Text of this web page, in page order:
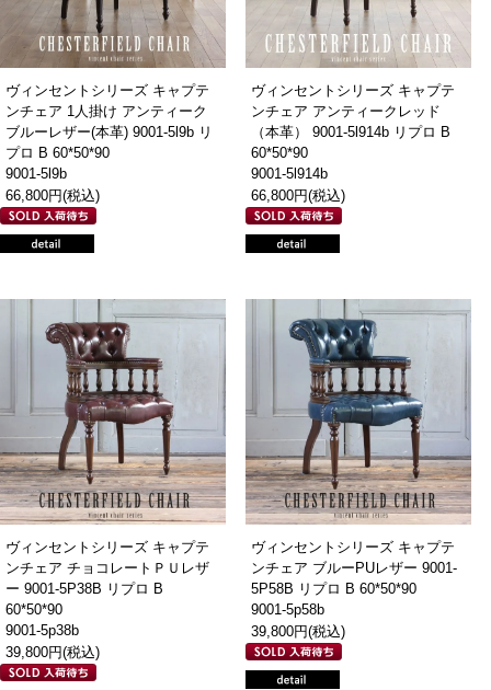
ヴィンセントシリーズ キャプテ
ンチェア 1人掛け アンティーク
ブルーレザー(本革) 9001-5l9b リ
プロ B 60*50*90
9001-5l9b
66,800円(税込)
ヴィンセントシリーズ キャプテ
ンチェア アンティークレッド
（本革） 9001-5l914b リプロ B
60*50*90
9001-5l914b
66,800円(税込)
ヴィンセントシリーズ キャプテ
ンチェア チョコレートＰＵレザ
ー 9001-5P38B リプロ B
60*50*90
9001-5p38b
39,800円(税込)
ヴィンセントシリーズ キャプテ
ンチェア ブルーPUレザー 9001-
5P58B リプロ B 60*50*90
9001-5p58b
39,800円(税込)